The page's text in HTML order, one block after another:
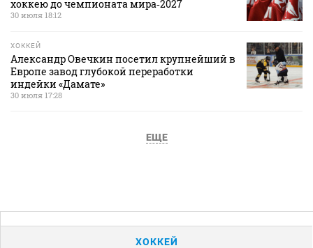
хоккею до чемпионата мира‑2027
30 июля 18:12
ХОККЕЙ
Александр Овечкин посетил крупнейший в
Европе завод глубокой переработки
индейки «Дамате»
30 июля 17:28
ЕЩЕ
ХОККЕЙ